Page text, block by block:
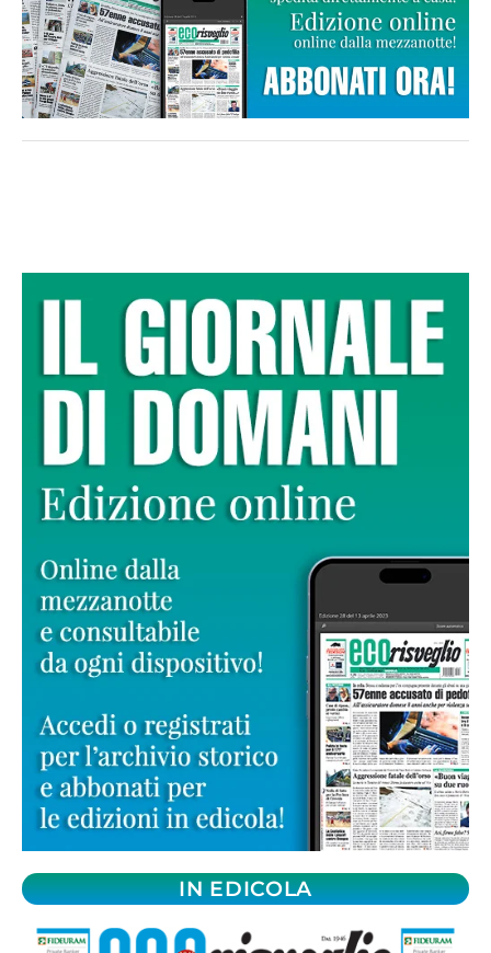
IN EDICOLA